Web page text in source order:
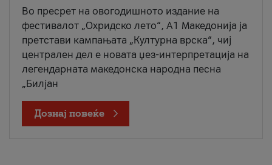
Во пресрет на овогодишното издание на
фестивалот „Охридско лето“, А1 Македонија ја
претстави кампањата „Културна врска“, чиј
централен дел е новата џез-интерпретација на
легендарната македонска народна песна
„Билјан
Дознај повеќе